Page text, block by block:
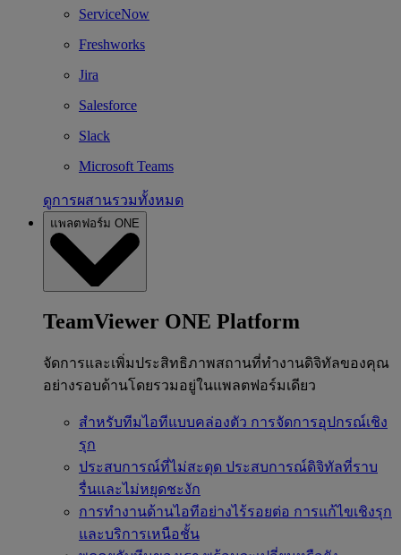
ServiceNow
Freshworks
Jira
Salesforce
Slack
Microsoft Teams
ดูการผสานรวมทั้งหมด
แพลตฟอร์ม ONE
TeamViewer ONE Platform
จัดการและเพิ่มประสิทธิภาพสถานที่ทำงานดิจิทัลของคุณ
อย่างรอบด้านโดยรวมอยู่ในแพลตฟอร์มเดียว
สำหรับทีมไอทีแบบคล่องตัว การจัดการอุปกรณ์เชิง
รุก
ประสบการณ์ที่ไม่สะดุด ประสบการณ์ดิจิทัลที่ราบ
รื่นและไม่หยุดชะงัก
การทำงานด้านไอทีอย่างไร้รอยต่อ การแก้ไขเชิงรุก
และบริการเหนือชั้น